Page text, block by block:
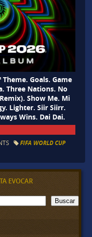
Goals. Game
Three Nations. No
Show Me. Mi
Lighter. Siir Siirr.
Wins. Dai Dai.
FIFA WORLD CUP
EVOCAR
Buscar